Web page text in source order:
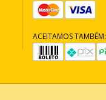
ACEITAMOS TAMBÉM: